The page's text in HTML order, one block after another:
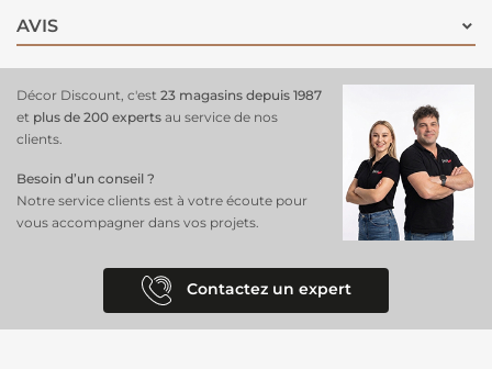
AVIS
Décor Discount, c'est 23 magasins depuis 1987
et plus de 200 experts au service de nos
clients.
Besoin d’un conseil ?
Notre service clients est à votre écoute pour
vous accompagner dans vos projets.
Contactez un expert